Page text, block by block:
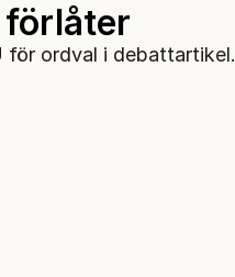
för ordval i debattartikel.